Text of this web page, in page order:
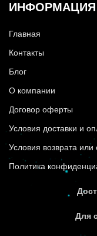
ИНФОРМАЦИЯ
Главная
Контакты
Блог
О компании
Договор оферты
Условия доставки и
Условия возврата
Политика
Для